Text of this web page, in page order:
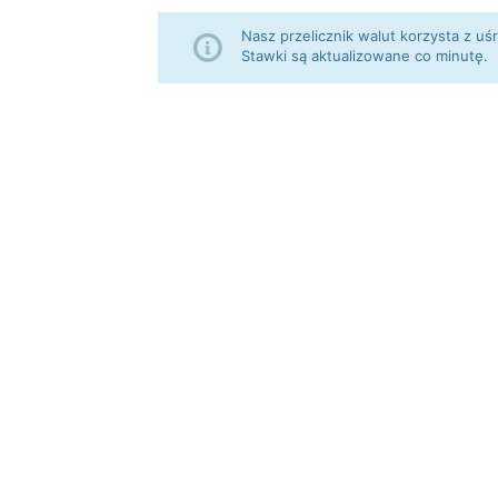
Nasz przelicznik walut korzysta z
Stawki są aktualizowane co minutę.